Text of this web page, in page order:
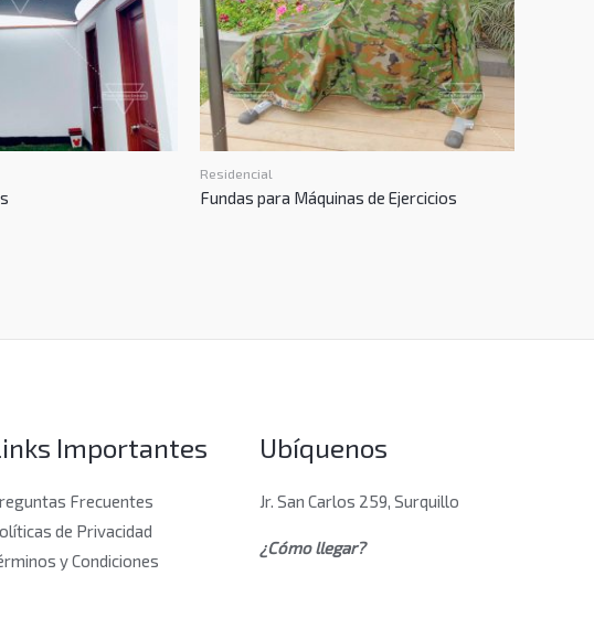
Residencial
Fundas para Máquinas de Ejercicios
Importantes
Frecuentes
de Privacidad
y Condiciones
Ubíquenos
Jr. San Carlos 259, Surquillo
¿Cómo llegar?